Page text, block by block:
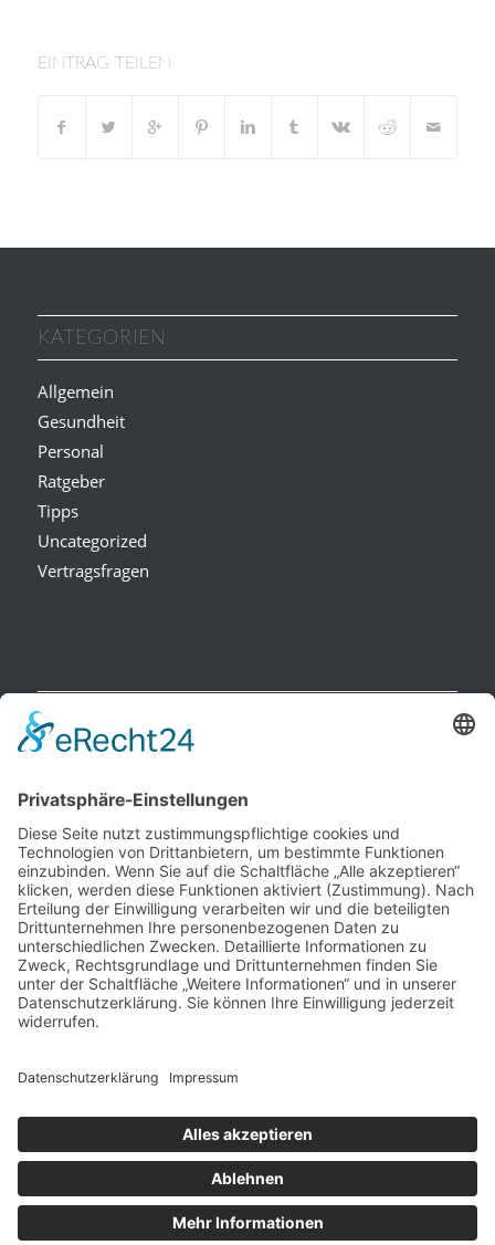
EINTRAG TEILEN
KATEGORIEN
Allgemein
Gesundheit
Personal
Ratgeber
Tipps
Uncategorized
Vertragsfragen
NEUESTE BEITRÄGE
Finanzierungslücken entlarvt: So vermeiden Sie teure
Überraschungen bei Immobilieninvestitionen
Wie Ihr Unternehmen mit cleverer Ressourcenschonung
Betriebskosten spürbar senkt
Warum herkömmliche Methoden an ihre Grenzen stoßen –
und wo echte Hautstraffung beginnt
clever umgehen
© Copyright - Rund um die Arbeitswelt